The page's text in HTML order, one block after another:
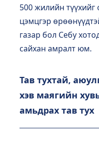
500 жилийн
цэмцгэр
газар бол Себу
сайхан амралт юм.
Тав тухтай,
хэв маягийн
амьдрах тав тух